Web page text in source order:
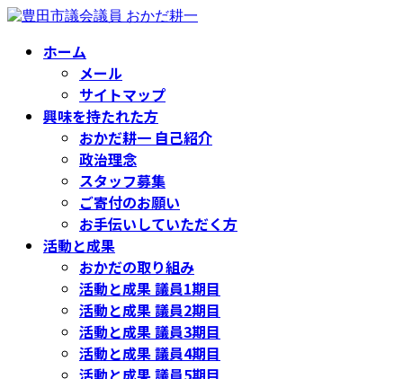
コ
ナ
ホーム
メール
サイトマップ
興味を持たれた方
おかだ耕一 自己紹介
政治理念
スタッフ募集
ご寄付のお願い
お手伝いしていただく方
活動と成果
おかだの取り組み
活動と成果 議員1期目
活動と成果 議員2期目
活動と成果 議員3期目
活動と成果 議員4期目
活動と成果 議員5期目